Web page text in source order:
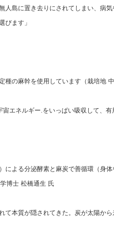
人島に置き去りにされてしまい、病
びます」
種の麻幹を使用しています（栽培地
宙エネルギー.をいっぱい吸収して、
による分泌酵素と麻炭で善循環（身体
博士 松橋通生 氏
て本質が隠されてきた。炭が太陽か